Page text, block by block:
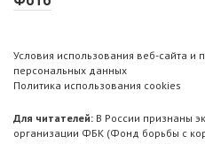
Условия использования веб-сайта и
персональных данных
Политика использования cookies
Для читателей: В России признаны
организации ФБК (Фонд борьбы с